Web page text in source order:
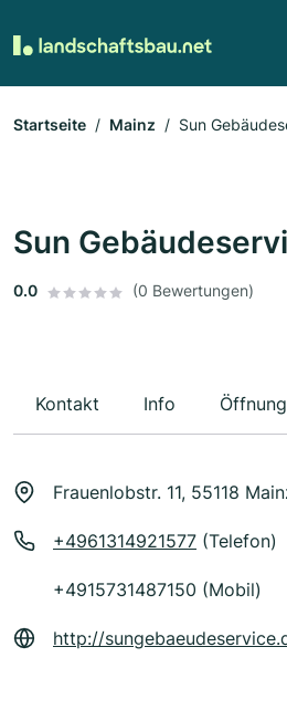
Startseite Mainz Sun
Sun
0.0 (0 Bewertungen)
Kontakt Info
Frauenlobstr. 11, 55118
+4961314921577 (Telefon)
+4915731487150 (Mobil)
http://